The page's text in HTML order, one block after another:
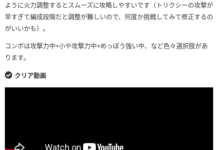
ように火力調整するとスムーズに攻略しやすいです（トリクシーの攻撃が
早すぎて編成段階だと調整が難しいので、何度か挑戦してみて修正するの
がいいかも）。
コンボは攻撃力中+小や攻撃力中+めっぽう強い中、など色々選択肢があ
ります。
クリア動画